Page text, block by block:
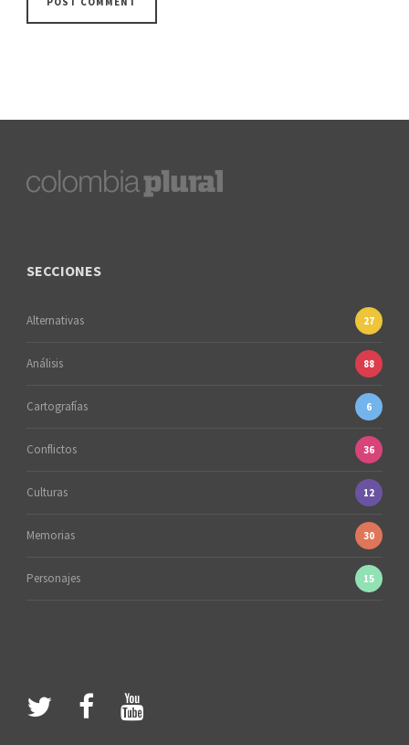
SECCIONES
Alternativas 27
Análisis 88
Cartografías 6
Conflictos 36
Culturas 12
Memorias 30
Personajes 15